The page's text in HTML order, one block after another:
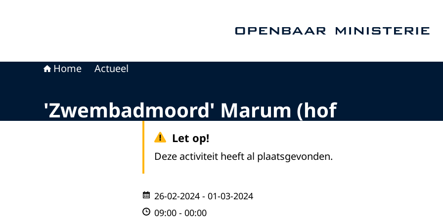
Home Actueel
'Zwembadmoord' Marum (hof
Let op!
Deze activiteit heeft al plaatsgevonden.
26-02-2024 - 01-03-2024
09:00 - 00:00